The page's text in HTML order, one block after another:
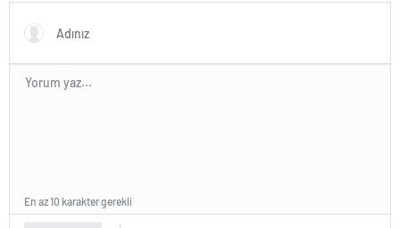
En az 10 karakter gerekli